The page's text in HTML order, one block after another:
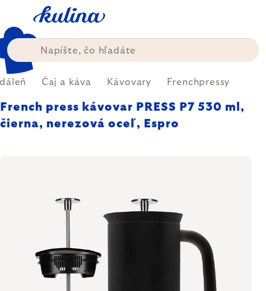
obsah
Čaj a káva Kávovary Frenchpressy
French press kávovar PRESS P7 530 ml,
čierna, nerezová oceľ, Espro